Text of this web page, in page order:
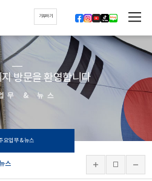
기부하기
방문을 환영합니다
무 & 뉴스
요업무 & 뉴스
스